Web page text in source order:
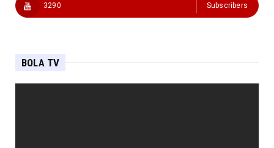
3290 Subscribers
BOLA TV